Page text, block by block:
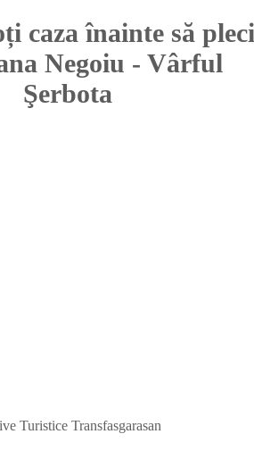
caza înainte să pleci
Negoiu - Vârful
Şerbota